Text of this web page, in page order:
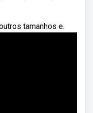
tamanhos e.